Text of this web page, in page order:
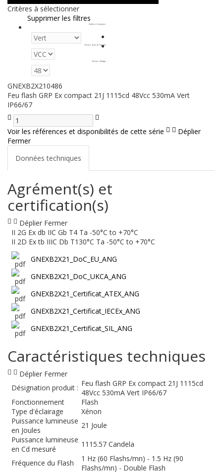
Critères à sélectionner
Supprimer les filtres
Couleurs d'optiques :
Tension - Type de Courant :
Tension - Voltage :
GNEXB2X210486
Feu flash GRP Ex compact 21J 1115cd 48Vcc 530mA Vert
IP66/67
Voir les références et disponibilités de cette série
Déplier
Fermer
Données techniques
Agrément(s) et
certification(s)
Déplier Fermer
II 2G Ex db IIC Gb T4 Ta -50°C to +70°C
II 2D Ex tb IIIC Db T130°C Ta -50°C to +70°C
GNEXB2X21_DoC_EU_ANG
GNEXB2X21_DoC_UKCA_ANG
GNEXB2X21_Certificat_ATEX_ANG
GNEXB2X21_Certificat_IECEx_ANG
GNEXB2X21_Certificat_SIL_ANG
Caractéristiques techniques
Déplier Fermer
Désignation produit : Feu flash GRP Ex compact 21J 1115cd
48Vcc 530mA Vert IP66/67
Fonctionnement
Flash
Type d'éclairage
Xénon
Puissance lumineuse
en Joules
21 Joule
Puissance lumineuse
en Cd mesuré
1115.57 Candela
Fréquence du Flash
1 Hz (60 Flashs/mn) - 1.5 Hz (90
Flashs/mn) - Double Flash